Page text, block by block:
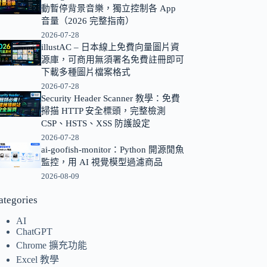
動暫停背景音樂，獨立控制各 App
音量（2026 完整指南）
2026-07-28
illustAC – 日本線上免費向量圖片資
源庫，可商用無須署名免費註冊即可
下載多種圖片檔案格式
2026-07-28
Security Header Scanner 教學：免費
掃描 HTTP 安全標頭，完整檢測
CSP、HSTS、XSS 防護設定
2026-07-28
ai-goofish-monitor：Python 開源閒魚
監控，用 AI 視覺模型過濾商品
2026-08-09
AI
ChatGPT
Chrome 擴充功能
Excel 教學